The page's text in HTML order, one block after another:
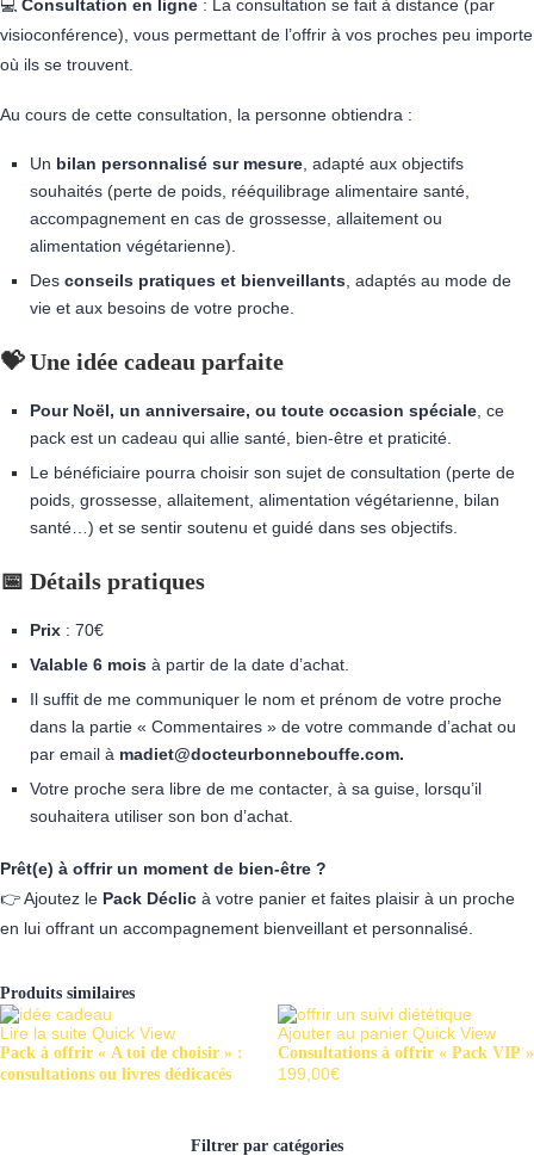
💻 Consultation en ligne : La consultation se fait à distance (par
visioconférence), vous permettant de l’offrir à vos proches peu importe
où ils se trouvent.
Au cours de cette consultation, la personne obtiendra :
Un bilan personnalisé sur mesure , adapté aux objectifs
souhaités (perte de poids, rééquilibrage alimentaire santé,
accompagnement en cas de grossesse, allaitement ou
alimentation végétarienne).
Des conseils pratiques et bienveillants , adaptés au mode de
vie et aux besoins de votre proche.
💝 Une idée cadeau parfaite
Pour Noël, un anniversaire, ou toute occasion spéciale , ce
pack est un cadeau qui allie santé, bien-être et praticité.
Le bénéficiaire pourra choisir son sujet de consultation (perte de
poids, grossesse, allaitement, alimentation végétarienne, bilan
santé…) et se sentir soutenu et guidé dans ses objectifs.
📅 Détails pratiques
Prix : 70€
Valable 6 mois à partir de la date d’achat.
Il suffit de me communiquer le nom et prénom de votre proche
dans la partie « Commentaires » de votre commande d’achat ou
par email à madiet@docteurbonnebouffe.com.
Votre proche sera libre de me contacter, à sa guise, lorsqu’il
souhaitera utiliser son bon d’achat.
Prêt(e) à offrir un moment de bien-être ?
👉 Ajoutez le Pack Déclic à votre panier et faites plaisir à un proche
en lui offrant un accompagnement bienveillant et personnalisé.
Produits similaires
Lire la suite Quick View
Pack à offrir « A toi de choisir » :
consultations ou livres dédicacés
Ajouter au panier Quick View
Consultations à offrir « Pack VIP »
199,00€
Filtrer par catégories